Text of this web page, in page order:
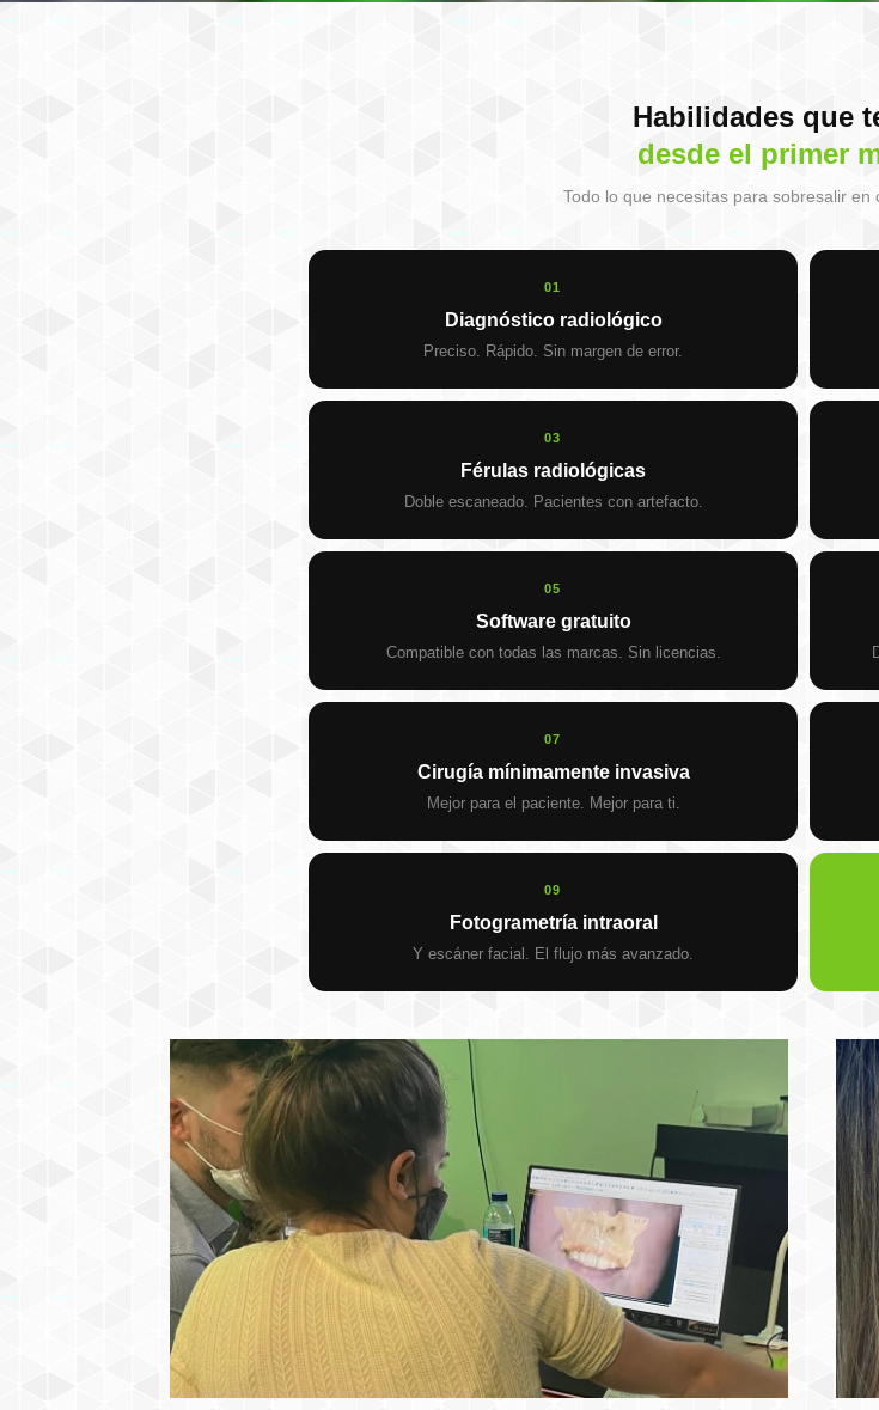
Habilidades que
desde el primer
Todo lo que necesitas para sobresalir en
01
Diagnóstico radiológico
Preciso. Rápido. Sin margen de error.
03
Férulas radiológicas
Doble escaneado. Pacientes con artefacto.
05
Software gratuito
Compatible con todas las marcas. Sin licencias.
07
Cirugía mínimamente invasiva
Mejor para el paciente. Mejor para ti.
09
Fotogrametría intraoral
Y escáner facial. El flujo más avanzado.